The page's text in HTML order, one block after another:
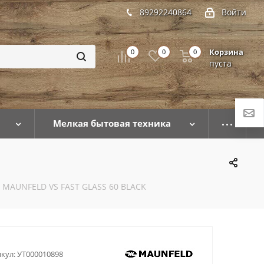
Войти
89292240864
0 0 Корзина
пуста
0
Мелкая бытовая техника
VS FAST GLASS 60 BLACK
УТ000010898